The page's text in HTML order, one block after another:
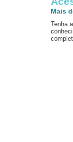
Mais
Tenha